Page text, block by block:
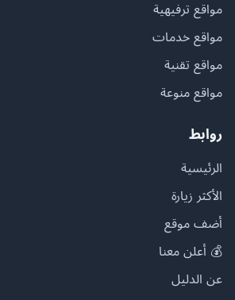
مواقع ترفيهية
مواقع خدمات
مواقع تقنية
مواقع منوعة
روابط
الرئيسية
الأكثر زيارة
أضف موقع
💰 أعلن معنا
عن الدليل